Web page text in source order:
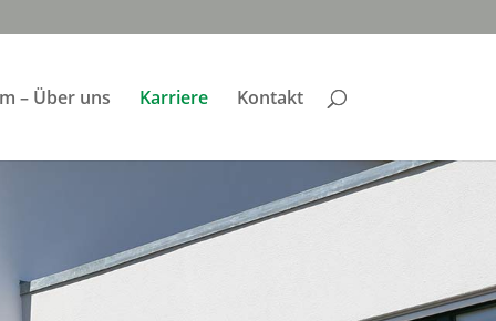
– Über uns Karriere Kontakt